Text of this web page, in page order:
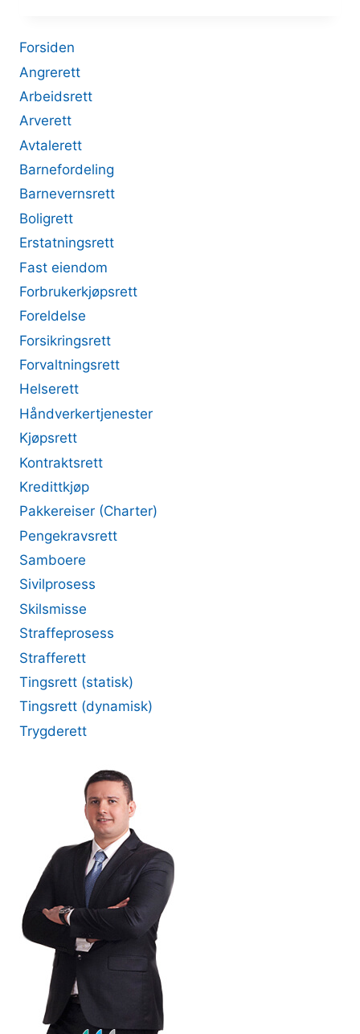
Forsiden
Angrerett
Arbeidsrett
Arverett
Avtalerett
Barnefordeling
Barnevernsrett
Boligrett
Erstatningsrett
Fast eiendom
Forbrukerkjøpsrett
Foreldelse
Forsikringsrett
Forvaltningsrett
Helserett
Håndverkertjenester
Kjøpsrett
Kontraktsrett
Kredittkjøp
Pakkereiser (Charter)
Pengekravsrett
Samboere
Sivilprosess
Skilsmisse
Straffeprosess
Strafferett
Tingsrett (statisk)
Tingsrett (dynamisk)
Trygderett